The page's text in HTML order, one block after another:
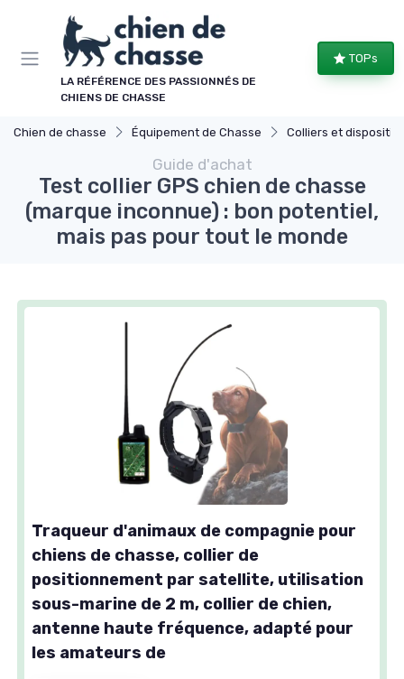
LA RÉFÉRENCE DES PASSIONNÉS DE
CHIENS DE CHASSE
TOPs
Chien de chasse Équipement de Chasse Colliers et dispositifs
Guide d'achat
Test collier GPS chien de chasse
(marque inconnue) : bon potentiel,
mais pas pour tout le monde
Traqueur d'animaux de compagnie pour
chiens de chasse, collier de
positionnement par satellite, utilisation
sous-marine de 2 m, collier de chien,
antenne haute fréquence, adapté pour
les amateurs de
Panneau de gestion des cookies